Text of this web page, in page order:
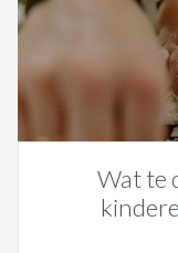
Wat te